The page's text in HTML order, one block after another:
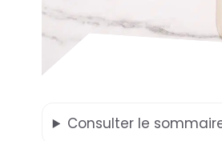
Consulter le